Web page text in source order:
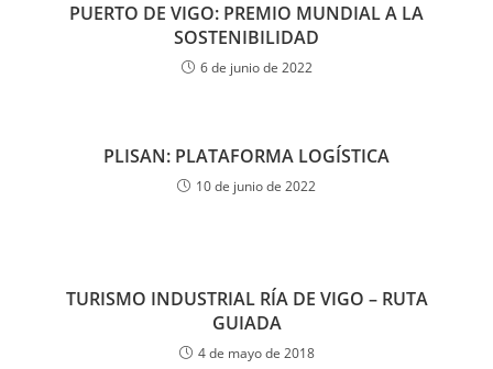
PUERTO DE VIGO: PREMIO MUNDIAL A LA
SOSTENIBILIDAD
6 de junio de 2022
PLISAN: PLATAFORMA LOGÍSTICA
10 de junio de 2022
TURISMO INDUSTRIAL RÍA DE VIGO – RUTA
GUIADA
4 de mayo de 2018